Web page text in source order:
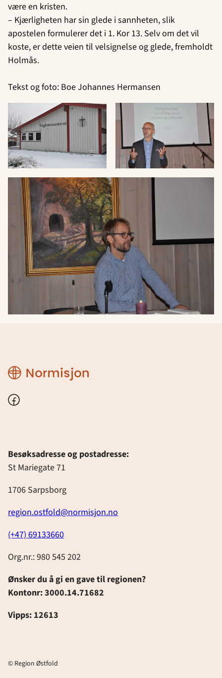
være en kristen.
– Kjærligheten har sin glede i sannheten, slik
apostelen formulerer det i 1. Kor 13. Selv om det vil
koste, er dette veien til velsignelse og glede, fremholdt
Holmås.
Tekst og foto: Boe Johannes Hermansen
Region
Østfold
Facebook
Besøksadresse og postadresse:
St Mariegate 71
1706 Sarpsborg
region.ostfold@normisjon.no
(+47) 69133660
Org.nr.: 980 545 202
Ønsker du å gi en gave til regionen?
Kontonr: 3000.14.71682
Vipps: 12613
© Region Østfold